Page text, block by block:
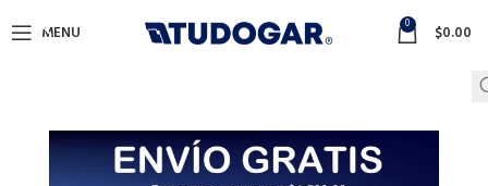
MENU 0 $0.00